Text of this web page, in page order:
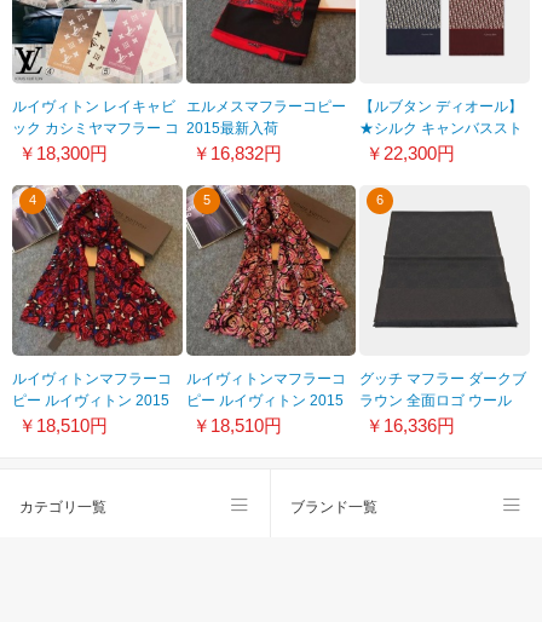
ルイヴィトン レイキャビ
ック カシミヤマフラー コ
ピー 5色 M70868
￥18,300円
エルメスマフラーコピー
2015最新入荷
HMS2015017 デジタルプ
100%実物図撮影
￥16,832円
【ルブタン ディオール】
★シルク キャンバススト
ール 85CDO200I624
￥22,300円
4
ルイヴィトンマフラーコ
ピー ルイヴィトン 2015
最新入荷 M72403 マフラ
￥18,510円
5
ルイヴィトンマフラーコ
ピー ルイヴィトン 2015
最新入荷 M72404 マフラ
￥18,510円
6
グッチ マフラー ダークブ
ラウン 全面ロゴ ウール
221640 4G200 2160
￥16,336円
カテゴリ一覧 ブランド一覧